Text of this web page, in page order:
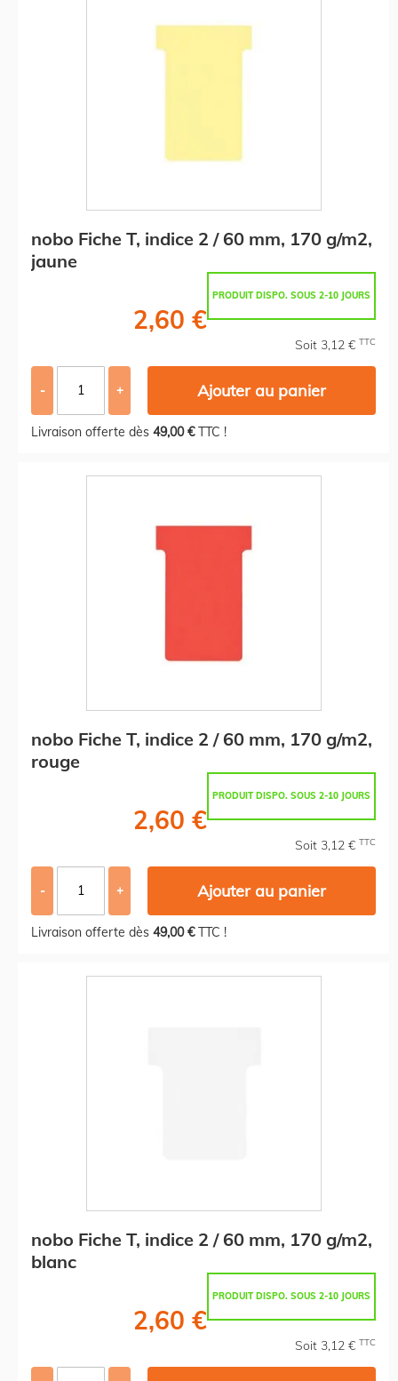
nobo Fiche T, indice 2 / 60 mm, 170 g/m2,
jaune
PRODUIT DISPO. SOUS 2-10 JOURS
2,60 €
Soit 3,12 € TTC
- + Ajouter au panier
Livraison offerte dès 49,00 €TTC !
nobo Fiche T, indice 2 / 60 mm, 170 g/m2,
rouge
PRODUIT DISPO. SOUS 2-10 JOURS
2,60 €
Soit 3,12 € TTC
- + Ajouter au panier
Livraison offerte dès 49,00 €TTC !
nobo Fiche T, indice 2 / 60 mm, 170 g/m2,
blanc
PRODUIT DISPO. SOUS 2-10 JOURS
2,60 €
Soit 3,12 € TTC